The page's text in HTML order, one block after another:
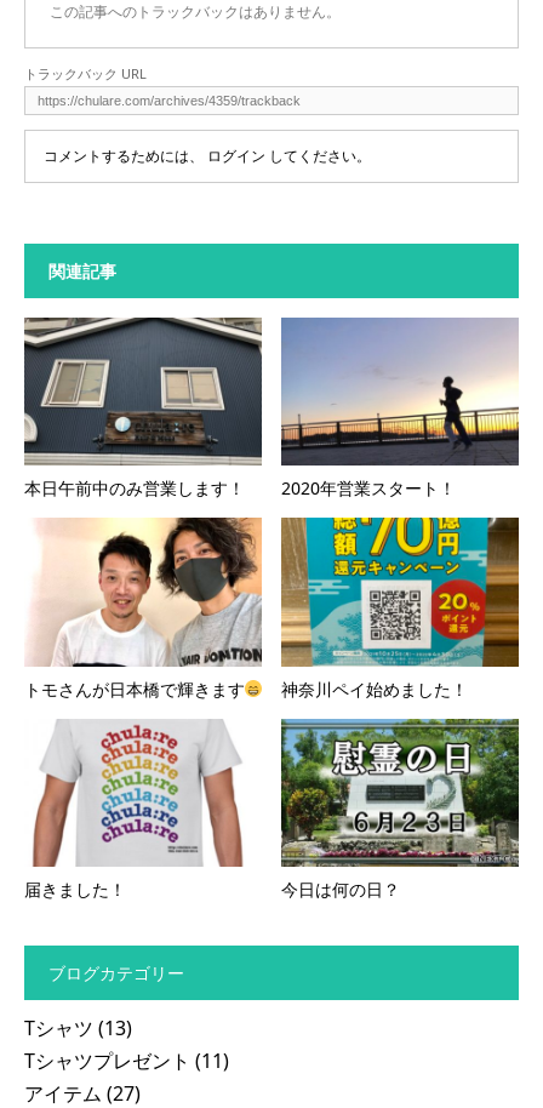
この記事へのトラックバックはありません。
トラックバック URL
コメントするためには、 ログイン してください。
関連記事
本日午前中のみ営業します！ 2020年営業スタート！
トモさんが日本橋で輝きます 神奈川ペイ始めました！
届きました！ 今日は何の日？
ブログカテゴリー
Tシャツ (13)
Tシャツプレゼント (11)
アイテム (27)